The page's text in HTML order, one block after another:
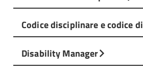
Codice disciplinare e codice
Disability Manager